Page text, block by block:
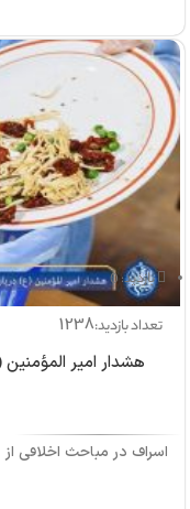
بازدید: 0
تعداد بازدید:1238
هشدار امیر المؤمنین
اسراف در مباحث اخلاقی از